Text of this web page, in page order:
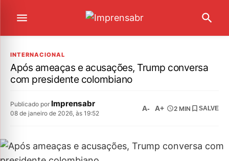
INTERNACIONAL
Após ameaças e acusações, Trump conversa
com presidente colombiano
Publicado por Imprensabr
08 de janeiro de 2026, às 19:52
A- A+ 2 MIN SALVE